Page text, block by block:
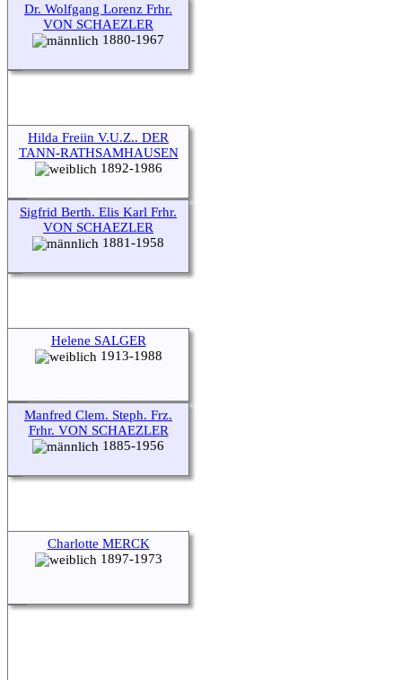
Dr. Wolfgang Lorenz Frhr.
VON SCHAEZLER
1880-1967
Hilda Freiin V.U.Z.. DER
TANN-RATHSAMHAUSEN
1892-1986
Sigfrid Berth. Elis Karl Frhr.
VON SCHAEZLER
1881-1958
Helene SALGER
1913-1988
Manfred Clem. Steph. Frz.
Frhr. VON SCHAEZLER
1885-1956
Charlotte MERCK
1897-1973